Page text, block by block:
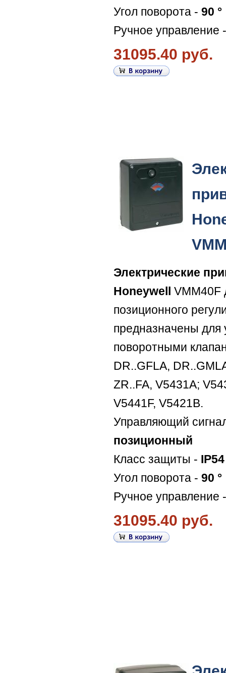
Угол поворота - 90 °
Ручное управление
31095.40 руб.
Электрические
Honeywell VMM40F
позиционного
предназначены для
поворотными
DR..GFLA,
ZR..FA, V5431A;
V5441F, V5421B.
Управляющий
позиционный
Класс защиты - IP54
Угол поворота - 90 °
Ручное управление
31095.40 руб.